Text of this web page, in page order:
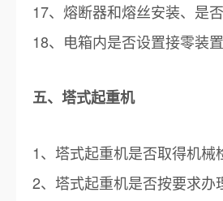
17、熔断器和熔丝安装、是否
18、电箱内是否设置接零装置
五、塔式起重机
1、塔式起重机是否取得机械
2、塔式起重机是否按要求办